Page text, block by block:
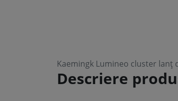
Kaemingk Lumineo cluster lanț
Descriere